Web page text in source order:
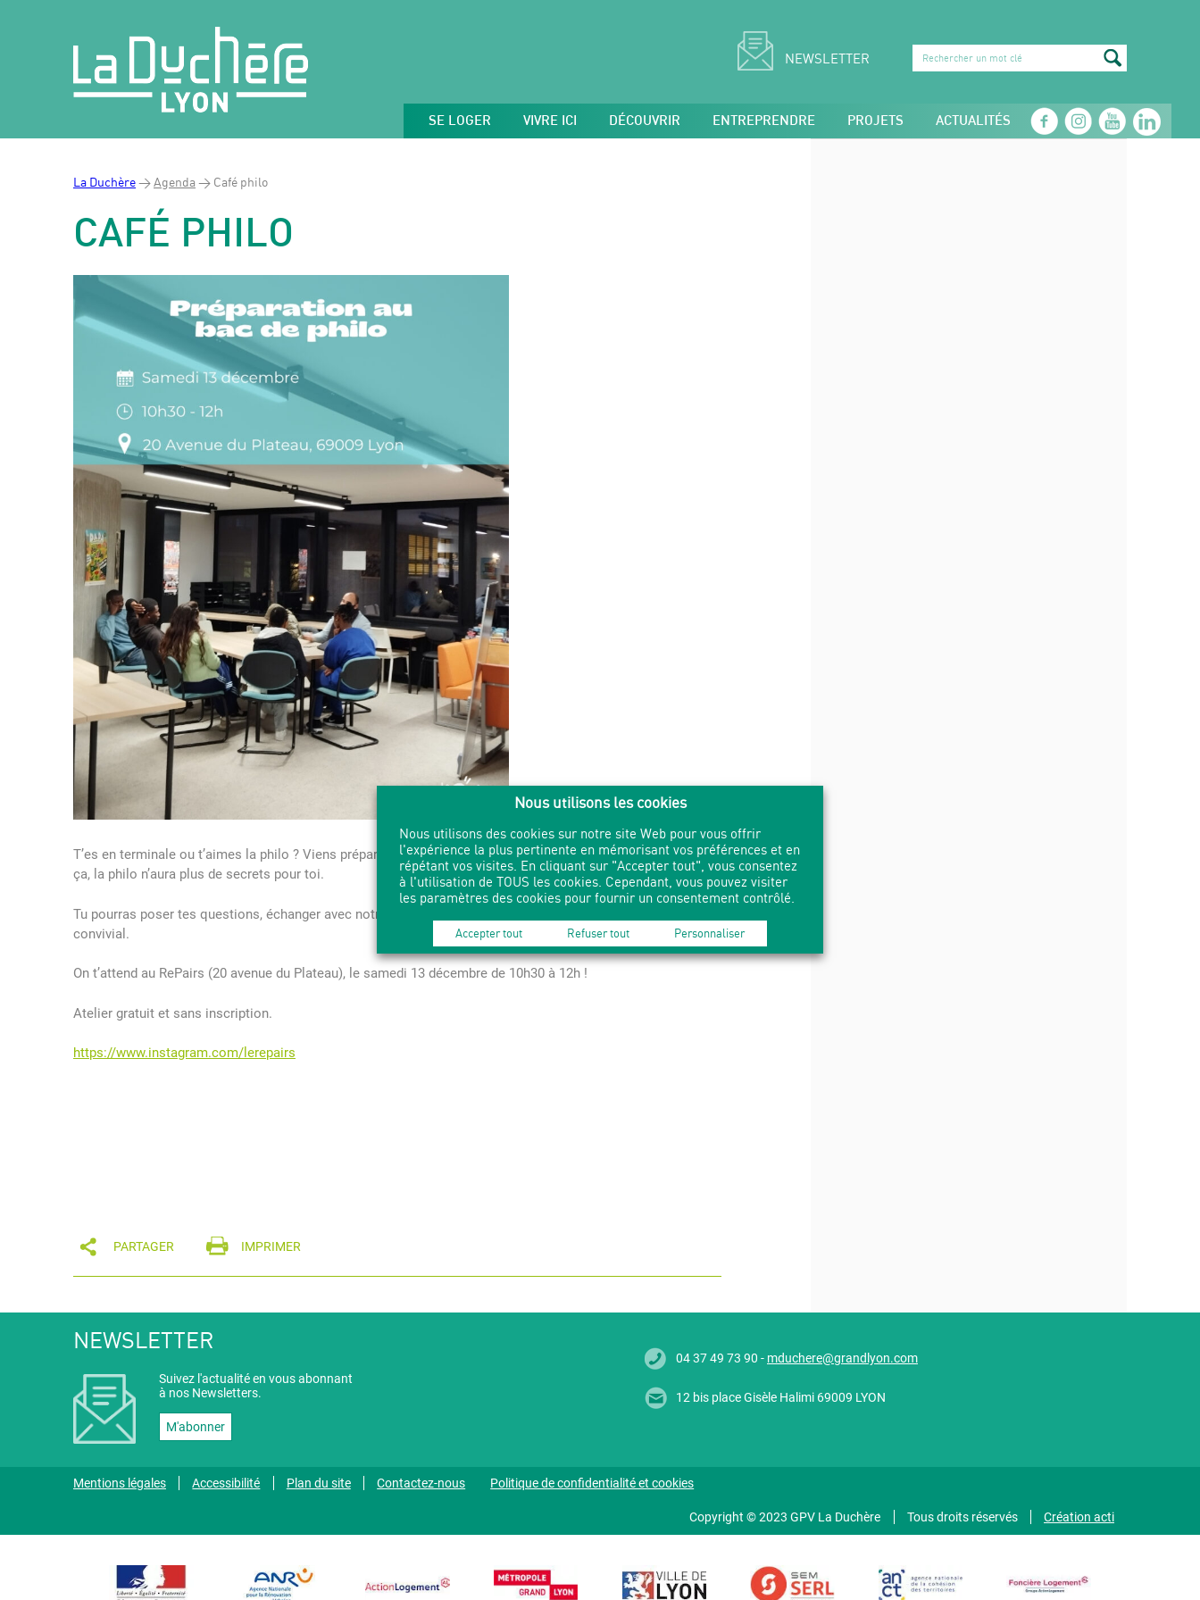
NEWSLETTER
SE LOGER VIVRE ICI DÉCOUVRIR ENTREPRENDRE PROJETS ACTUALITÉS
La Duchère>Agenda > Café philo
CAFÉ PHILO
T’es en terminale ou t’aimes la philo ? Viens préparer ton bac de philo avec Lilian, notre intervenant. Après
ça, la philo n’aura plus de secrets pour toi.
Tu pourras poser tes questions, échanger avec notre intervenant et bien plus… Tout cela dans un cadre
convivial.
On t’attend au RePairs (20 avenue du Plateau), le samedi 13 décembre de 10h30 à 12h !
Atelier gratuit et sans inscription.
https://www.instagram.com/lerepairs
PARTAGER IMPRIMER
NEWSLETTER
Suivez l'actualité en vous abonnant
à nos Newsletters.
M'abonner
04 37 49 73 90 - mduchere@grandlyon.com
12 bis place Gisèle Halimi 69009 LYON
Mentions légales Accessibilité Plan du site Contactez-nous Politique de confidentialité et cookies
Copyright © 2023 GPV La Duchère Tous droits réservés Création acti
Nous utilisons les cookies
Nous utilisons des cookies sur notre site Web pour vous offrir
l'expérience la plus pertinente en mémorisant vos préférences et en
répétant vos visites. En cliquant sur "Accepter tout", vous consentez
à l'utilisation de TOUS les cookies. Cependant, vous pouvez visiter
les paramètres des cookies pour fournir un consentement contrôlé.
Accepter tout Refuser tout Personnaliser